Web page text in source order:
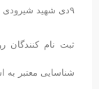
۹دی شهید شیرودی حضور به هم رسانند.
ثبت نام
شناسایی معتبر به استخر ۹ دی که